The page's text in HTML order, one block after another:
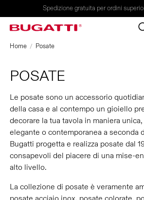
Spedizione gratuita per ordini
Home Posate
POSATE
Le posate sono un accessorio
della casa e al contempo un gioiello
decorare la tua tavola in maniera
elegante o contemporanea a seconda
Bugatti progetta e realizza posate dal
consapevoli del piacere di una mise-
alto livello.
La collezione di posate è veramente